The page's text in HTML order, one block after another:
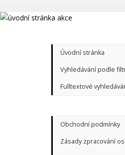
Úvodní stránka
Vyhledávání podle
Fulltextové
Obchodní podmínky
Zásady zpracování